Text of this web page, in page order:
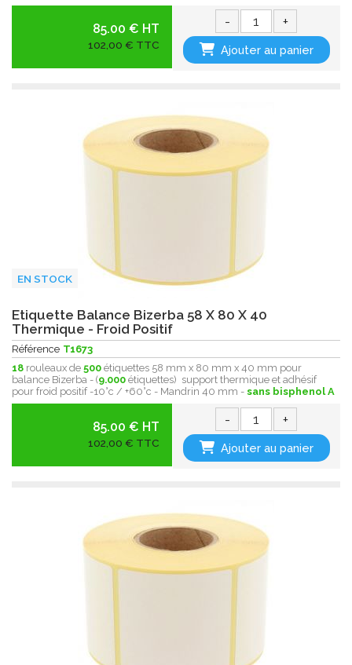
85.00 € HT
102,00 € TTC
- +
Ajouter au panier
EN STOCK
Etiquette Balance Bizerba 58 X 80 X 40
Thermique - Froid Positif
Référence T1673
18 rouleaux de 500 étiquettes 58 mm x 80 mm x 40 mm pour
balance Bizerba - (9.000 étiquettes) support thermique et adhésif
pour froid positif -10°c / +60°c - Mandrin 40 mm - sans bisphenol A
85.00 € HT
102,00 € TTC
- +
Ajouter au panier